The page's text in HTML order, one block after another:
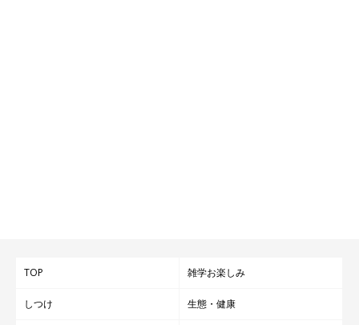
TOP 雑学お楽しみ
しつけ 生態・健康